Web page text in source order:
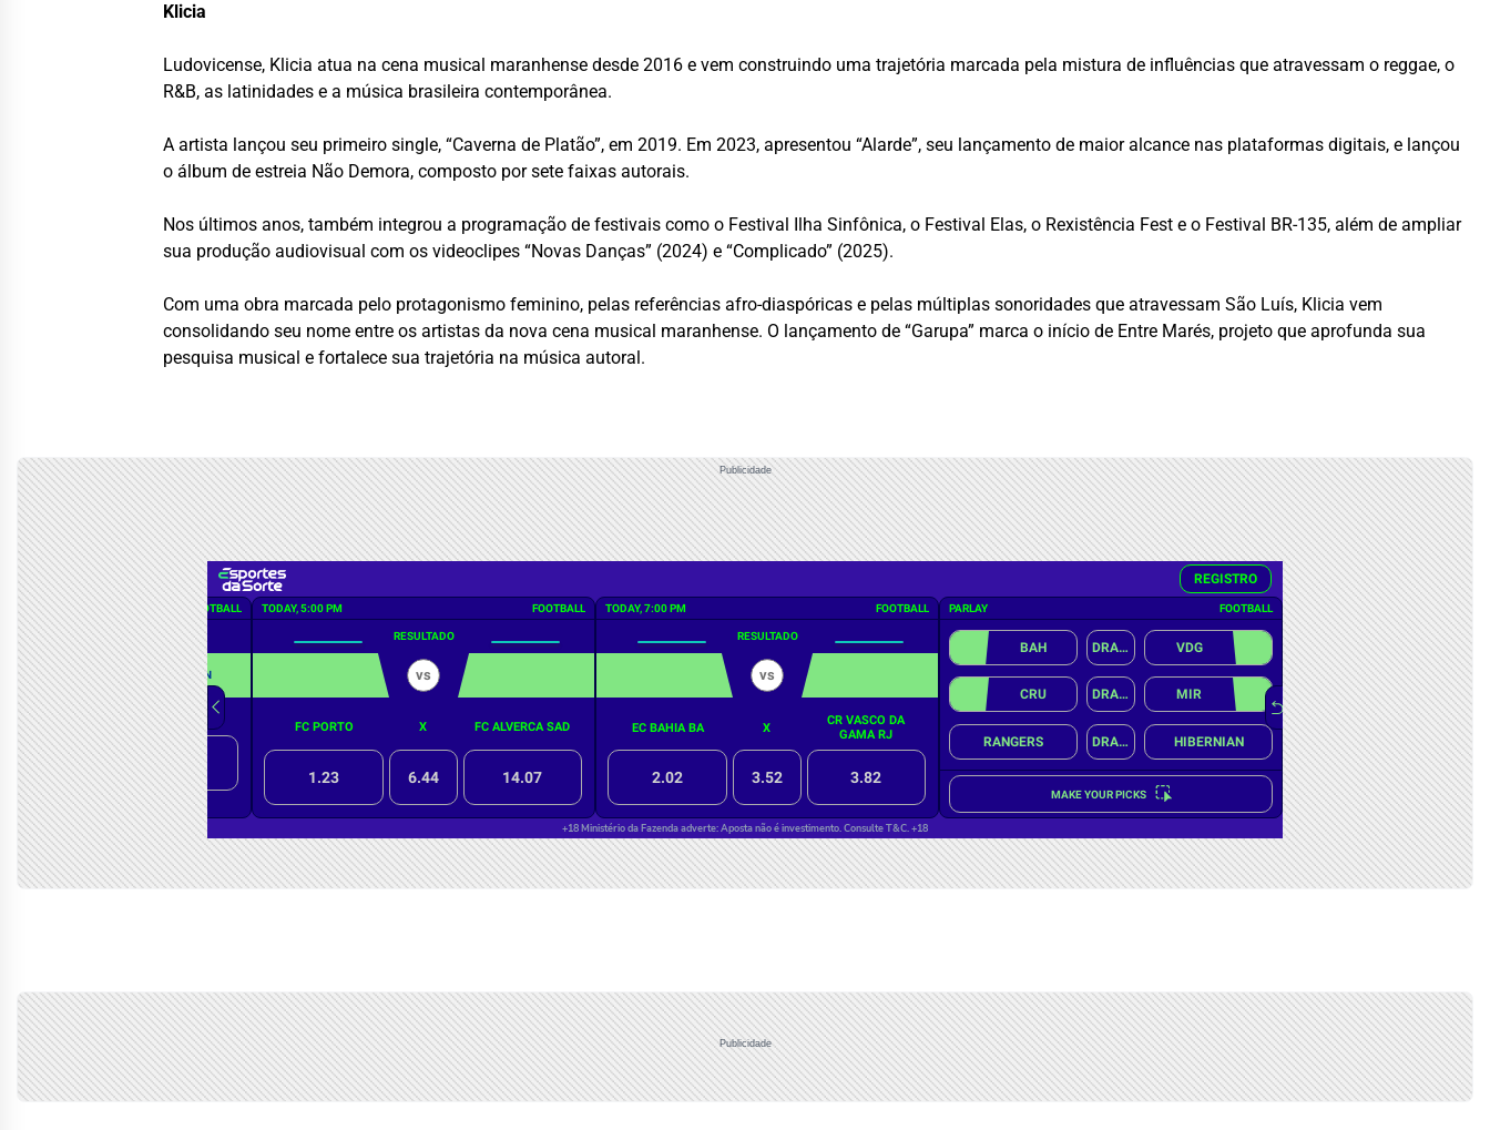
Klicia
Ludovicense, Klicia atua na cena musical maranhense desde 2016 e vem construindo uma trajetória marcada pela mistura de influências que atravessam o reggae, o
R&B, as latinidades e a música brasileira contemporânea.
A artista lançou seu primeiro single, “Caverna de Platão”, em 2019. Em 2023, apresentou “Alarde”, seu lançamento de maior alcance nas plataformas digitais, e lançou
o álbum de estreia Não Demora, composto por sete faixas autorais.
Nos últimos anos, também integrou a programação de festivais como o Festival Ilha Sinfônica, o Festival Elas, o Rexistência Fest e o Festival BR-135, além de ampliar
sua produção audiovisual com os videoclipes “Novas Danças” (2024) e “Complicado” (2025).
Com uma obra marcada pelo protagonismo feminino, pelas referências afro-diaspóricas e pelas múltiplas sonoridades que atravessam São Luís, Klicia vem
consolidando seu nome entre os artistas da nova cena musical maranhense. O lançamento de “Garupa” marca o início de Entre Marés, projeto que aprofunda sua
pesquisa musical e fortalece sua trajetória na música autoral.
Publicidade
Publicidade